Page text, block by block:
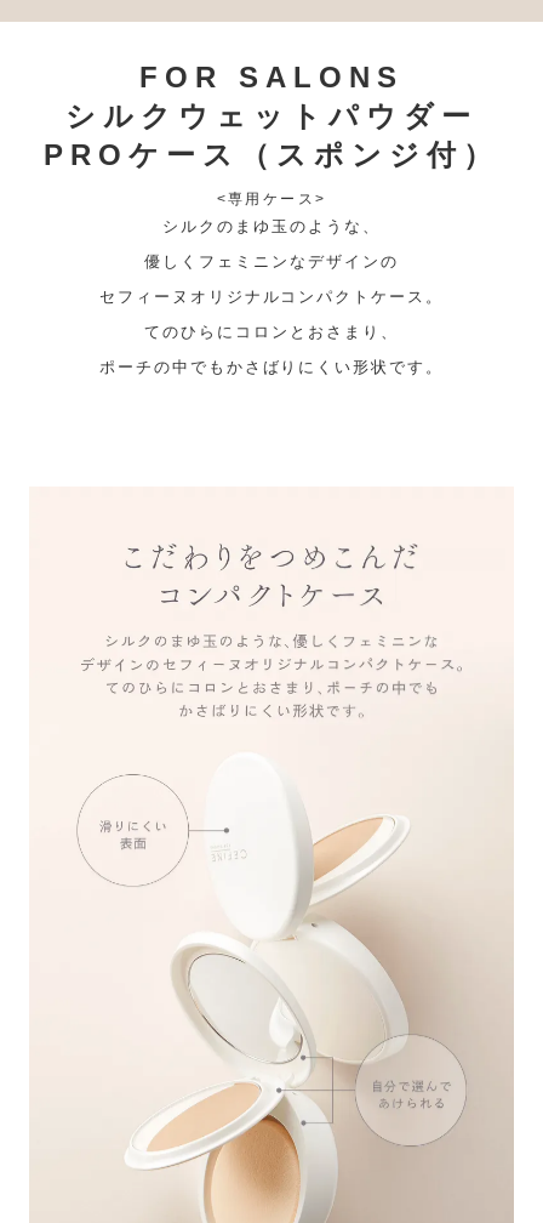
FOR SALONS
シルクウェットパウダー
PROケース（スポンジ付）
<専用ケース>
シルクのまゆ玉のような、
優しくフェミニンなデザインの
セフィーヌオリジナルコンパクトケース。
てのひらにコロンとおさまり、
ポーチの中でもかさばりにくい形状です。